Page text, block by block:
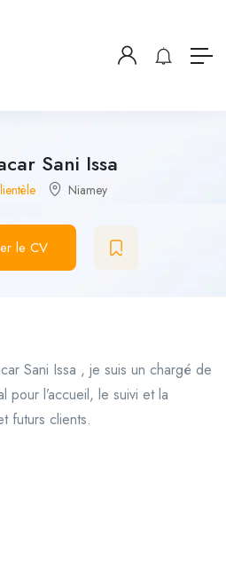
Sani Issa
Niamey
le CV
Sani Issa , je suis un chargé de
l’accueil, le suivi et la
futurs clients.